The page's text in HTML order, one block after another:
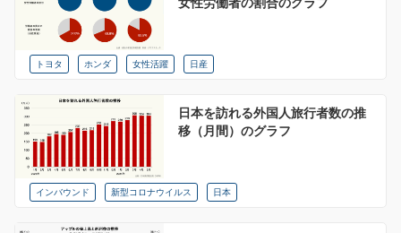
トヨタ ホンダ 女性活躍 日産
日本を訪れる外国人旅行者数の推
移（月間）のグラフ
インバウンド 新型コロナウイルス 日本